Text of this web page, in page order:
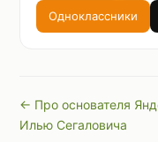
Одноклассники
← Про основателя
Илью Сегаловича